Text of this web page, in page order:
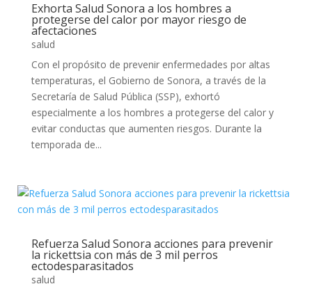
Exhorta Salud Sonora a los hombres a
protegerse del calor por mayor riesgo de
afectaciones
salud
Con el propósito de prevenir enfermedades por altas
temperaturas, el Gobierno de Sonora, a través de la
Secretaría de Salud Pública (SSP), exhortó
especialmente a los hombres a protegerse del calor y
evitar conductas que aumenten riesgos. Durante la
temporada de...
Refuerza Salud Sonora acciones para prevenir
la rickettsia con más de 3 mil perros
ectodesparasitados
salud